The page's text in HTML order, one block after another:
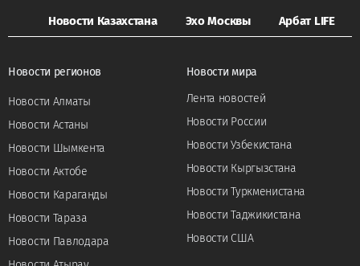
Новости Казахстана Эхо Москвы Арбат LIFE
Новости регионов
Новости Алматы
Новости Астаны
Новости Шымкента
Новости Актобе
Новости Караганды
Новости Тараза
Новости Павлодара
Новости мира
Лента новостей
Новости России
Новости Узбекистана
Новости Кыргызстана
Новости Туркменистана
Новости Таджикистана
Новости США